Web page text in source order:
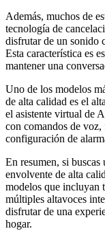
Además, muchos de
tecnología de
disfrutar de un sonido
Esta característica es
mantener una
Uno de los modelos
de alta calidad es el
el asistente virtual de
con comandos de
configuración de
En resumen, si
envolvente de alta
modelos que incluyan
múltiples altavoces
disfrutar de una
hogar.